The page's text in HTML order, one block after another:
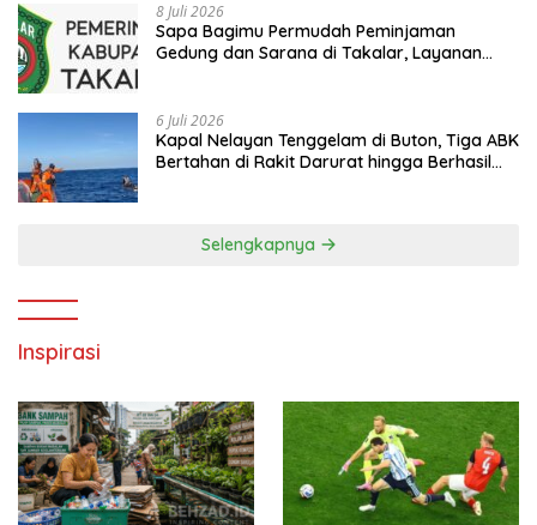
8 Juli 2026
Sapa Bagimu Permudah Peminjaman
Gedung dan Sarana di Takalar, Layanan
6 Juli 2026
Kapal Nelayan Tenggelam di Buton, Tiga ABK
Bertahan di Rakit Darurat hingga Berhasil
Selengkapnya
Inspirasi